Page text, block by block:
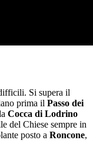
Si supera il
prima il Passo dei
Cocca di Lodrino
del Chiese sempre in
posto a Roncone,